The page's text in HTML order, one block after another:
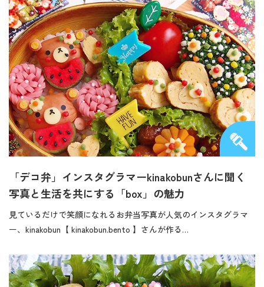
「デコ弁」インスタグラマーkinakobunさんに聞く
写真と生活を共にする「box」の魅力
見ているだけで笑顔になれるお弁当写真が人気のインスタグラマ
ー、kinakobun【 kinakobun.bento 】さんが作る…